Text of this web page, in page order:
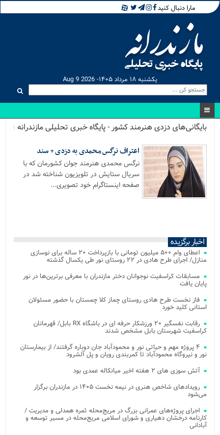
مارا دنبال کنید
یکشنبه ۱۸ مرداد ۱۴۰۵- Aug 9 2026
بایگانی‌های دزدی هنرمند کشور - پایگاه خبری تحلیلی مازندرانه
اعتراف نرگس محمدی به دزدی + سند
نرگس محمدی هنرمند جوان کشورمان که با
سریال ستایش در تلویزیون شناخته شد در
صفحه اینستاگرام خود تصویری...
اخبار برگزیده
اعطای وام ۵۰۰ میلیون تومانی با بازپرداخت ۲۰ ساله برای نوسازی
منازل/ اجرای طرح هادی در ۲۲ روستای نور طی یکسال گذشته
مسابقات کراسفیت نوجوانان دختر مازندران با معرفی برترین‌ها در نور
پایان یافت
فاز نخست طرح هادی روستای چماز کلا چمستان با حضور مسئولان
استانی کلید خورد
رقابت نفسگیر ۲۰ ورزشکار حرفه ای در باشگاه RX بابل/ قهرمانان
کراسفیت شهرستان بابل مشخص شدند
۴ پروژه مهم و حیاتی نور و محمودآباد جان دوباره گرفتند/ از بیمارستان
نور و نیروگاه محمودآباد تا کمربندی رویان و پل آلشرود
آتش‌ سوزی‌ های ۲ هفته اخیر میانکاله عمدی بود
رویدادهای شاخص هنری در نیمه نخست ۱۴۰۵ در مازندران برگزار
می‌شود
اجرای پروژه‌های عمرانی بزرگ در مریج‌محله ثمره همدلی و مدیریت /
کارنامه درخشان دهیاری و شورای اسلامی مریج‌محله در مسیر توسعه و
آبادانی